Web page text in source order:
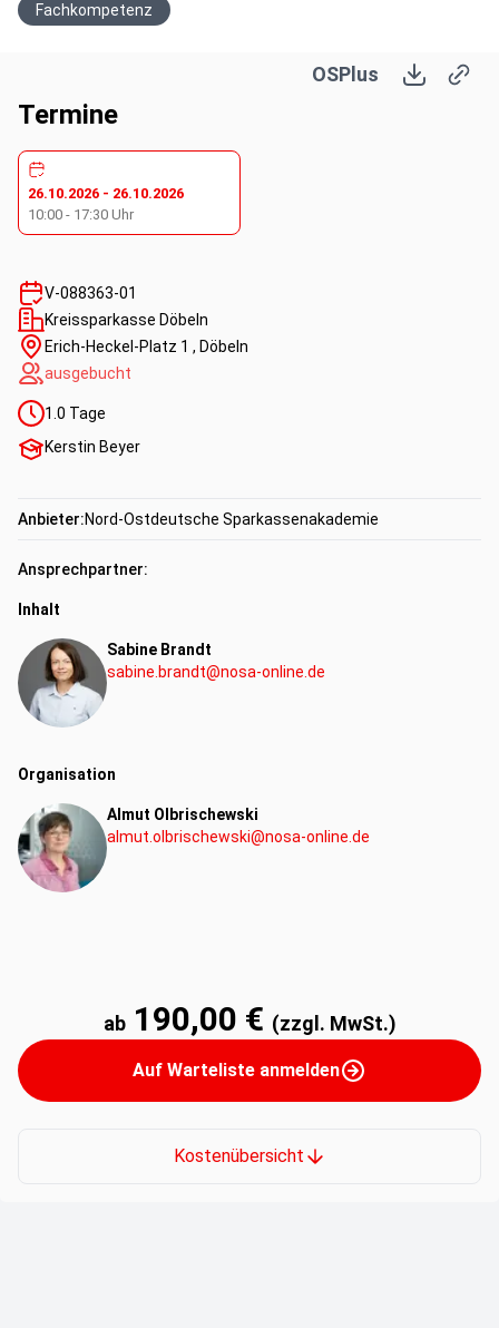
Fachkompetenz
OSPlus
Termine
26.10.2026 - 26.10.2026
10:00 - 17:30 Uhr
V-088363-01
Kreissparkasse Döbeln
Erich-Heckel-Platz 1 , Döbeln
ausgebucht
1.0 Tage
Kerstin Beyer
Anbieter:Nord-Ostdeutsche Sparkassenakademie
Ansprechpartner:
Inhalt
Sabine Brandt
sabine.brandt@nosa-online.de
Organisation
Almut Olbrischewski
almut.olbrischewski@nosa-online.de
ab 190,00 € (zzgl. MwSt.)
Auf Warteliste anmelden
Kostenübersicht